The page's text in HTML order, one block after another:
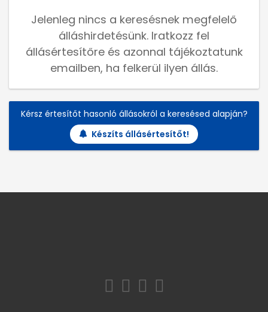
Jelenleg nincs a keresésnek megfelelő
álláshirdetésünk. Iratkozz fel
állásértesítőre és azonnal tájékoztatunk
emailben, ha felkerül ilyen állás.
Kérsz értesítőt hasonló állásokról a keresésed alapján?
Készíts állásértesítőt!